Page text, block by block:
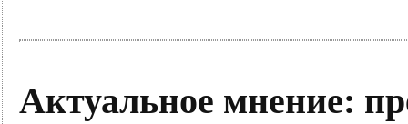
Актуальное мнение: